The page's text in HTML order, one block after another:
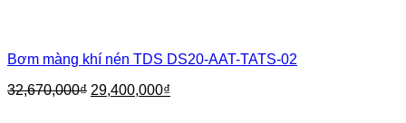
Bơm màng khí nén TDS DS20-AAT-TATS-02
32,670,000₫ Giá
29,400,000₫